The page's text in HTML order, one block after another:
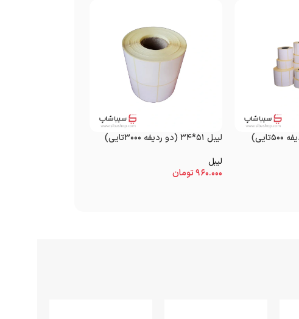
لیبل ۵۱*۳۴ (دو ردیفه ۳۰۰۰تایی)
لیبل
۹۶۰.۰۰۰تومان